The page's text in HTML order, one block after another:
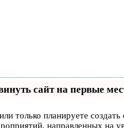
сайт на первые
только планируете
направленных на